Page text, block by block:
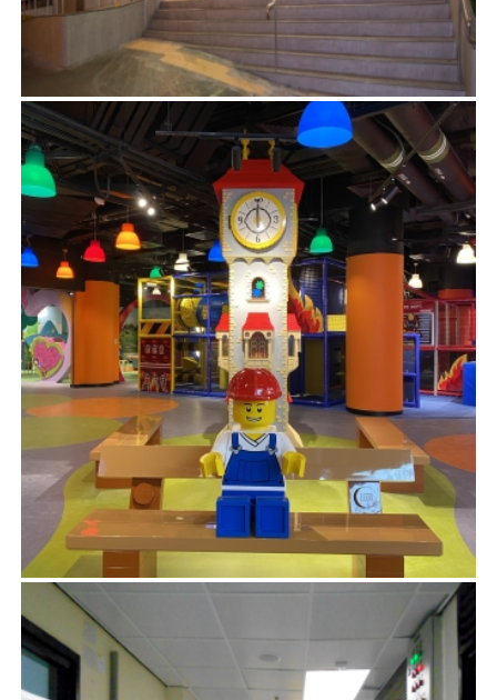
樂富街市 – 橫頭磡南道
建築顧問
梳士巴利道12號
機電設備及食肆牌照顧問 項目管理